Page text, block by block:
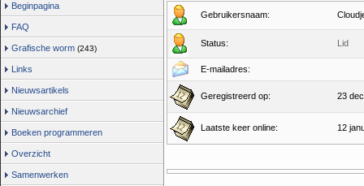
Beginpagina
FAQ
Grafische worm (243)
Links
Nieuwsartikels
Nieuwsarchief
Boeken programmeren
Overzicht
Samenwerken
Gebruikersnaam:
Status: Lid
E-mailadres:
Geregistreerd op: 23
Laatste keer online: 12